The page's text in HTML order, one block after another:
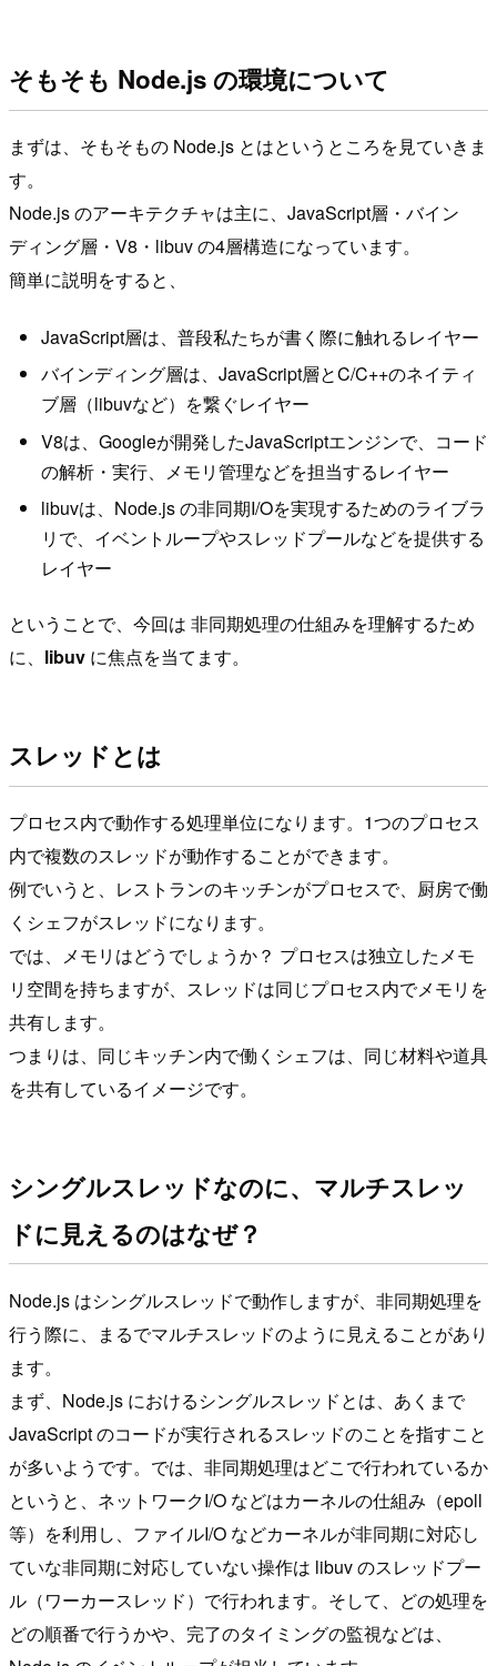
そもそも Node.js の環境について
まずは、そもそもの Node.js とはというところを見ていきま
す。
Node.js のアーキテクチャは主に、JavaScript層・バイン
ディング層・V8・libuv の4層構造になっています。
簡単に説明をすると、
JavaScript層は、普段私たちが書く際に触れるレイヤー
バインディング層は、JavaScript層とC/C++のネイティ
ブ層（libuvなど）を繋ぐレイヤー
V8は、Googleが開発したJavaScriptエンジンで、コード
の解析・実行、メモリ管理などを担当するレイヤー
libuvは、Node.js の非同期I/Oを実現するためのライブラ
リで、イベントループやスレッドプールなどを提供する
レイヤー
ということで、今回は 非同期処理の仕組みを理解するため
に、 libuv に焦点を当てます。
スレッドとは
プロセス内で動作する処理単位になります。1つのプロセス
内で複数のスレッドが動作することができます。
例でいうと、レストランのキッチンがプロセスで、厨房で働
くシェフがスレッドになります。
では、メモリはどうでしょうか？ プロセスは独立したメモ
リ空間を持ちますが、スレッドは同じプロセス内でメモリを
共有します。
つまりは、同じキッチン内で働くシェフは、同じ材料や道具
を共有しているイメージです。
シングルスレッドなのに、マルチスレッ
ドに見えるのはなぜ？
Node.js はシングルスレッドで動作しますが、非同期処理を
行う際に、まるでマルチスレッドのように見えることがあり
ます。
まず、Node.js におけるシングルスレッドとは、あくまで
JavaScript のコードが実行されるスレッドのことを指すこと
が多いようです。では、非同期処理はどこで行われているか
というと、ネットワークI/O などはカーネルの仕組み（epoll
等）を利用し、ファイルI/O などカーネルが非同期に対応し
ていな非同期に対応していない操作は libuv のスレッドプー
ル（ワーカースレッド）で行われます。そして、どの処理を
どの順番で行うかや、完了のタイミングの監視などは、